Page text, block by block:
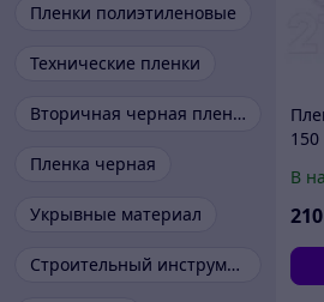
Пленки полиэтиленовые
Технические пленки
Вторичная черная пленка
Пленка черная
Укрывные материал
Строительный инструмент
В
210